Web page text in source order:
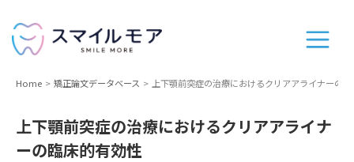
Home 矯正論文データベース 上下顎前突症の治療におけるクリアアライナーの
上下顎前突症の治療におけるクリアアライナ
ーの臨床的有効性